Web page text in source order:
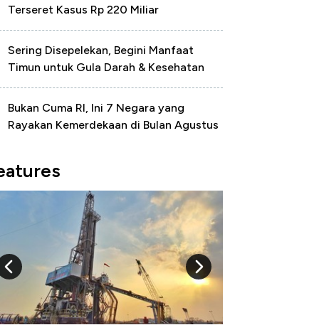
Terseret Kasus Rp 220 Miliar
Sering Disepelekan, Begini Manfaat
Timun untuk Gula Darah & Kesehatan
Bukan Cuma RI, Ini 7 Negara yang
Rayakan Kemerdekaan di Bulan Agustus